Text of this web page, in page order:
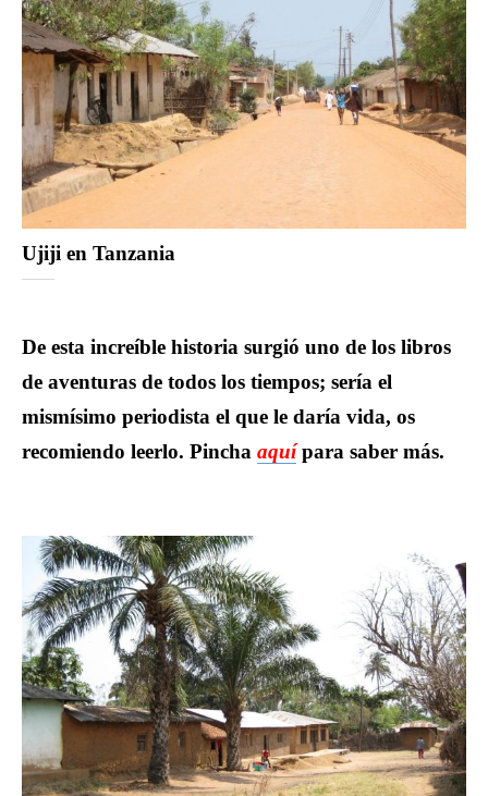
Ujiji en Tanzania
De esta increíble historia surgió uno de los libros
de aventuras de todos los tiempos; sería el
mismísimo periodista el que le daría vida, os
recomiendo leerlo. Pincha aquípara saber más.